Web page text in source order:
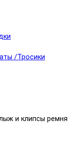
/Тросики
и клипсы ремня